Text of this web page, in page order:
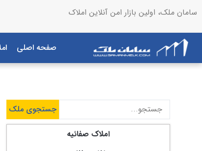
سامان ملک، اولین بازار امن آنلاین املاک
صفحه اصلی
جستجوی ملک
املاک صفائیه